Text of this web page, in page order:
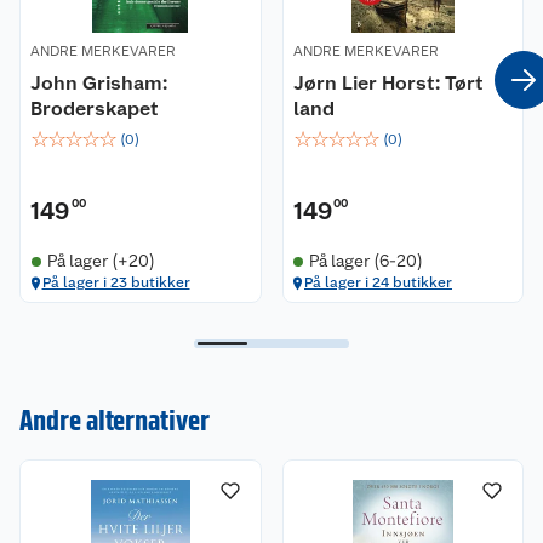
ANDRE MERKEVARER
John Grisham:
Broderskapet
☆☆☆☆☆ (0)
14900
På lager (+20)
På lager i 23 butikker
ANDRE MERKEVARER
Jørn Lier Horst: Tørt
land
☆☆☆☆☆ (0)
14900
På lager (6-20)
På lager i 24 butikker
Andre alternativer
Om oss
Nyheter
Kontakt oss
Angre- og returrett